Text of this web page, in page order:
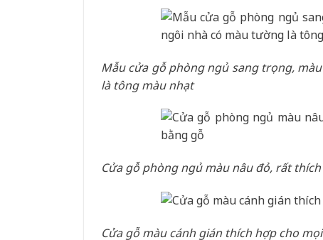
Mẫu cửa gỗ phòng ngủ sang trọng,
là tông màu nhạt
Cửa gỗ phòng ngủ màu nâu đỏ, rất
Cửa gỗ màu cánh gián thích hợp cho